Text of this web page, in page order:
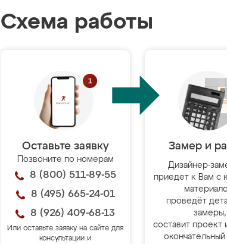
Схема работы
Оставьте заявку
Позвоните по номерам
8 (800) 511-89-55
8 (495) 665-24-01
8 (926) 409-68-13
Или оставьте заявку на сайте для
консультации и
Замер и
Дизайнер-
приедет к Вам с
проведёт
замеры,
составит проект
окончательный